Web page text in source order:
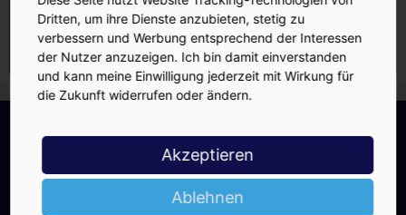
Jetzt anmelden!
Dritten, um ihre Dienste anzubieten, stetig zu
verbessern und Werbung entsprechend der Interessen
der Nutzer anzuzeigen. Ich bin damit einverstanden
und kann meine Einwilligung jederzeit mit Wirkung für
die Zukunft widerrufen oder ändern.
Akzeptieren
Ablehnen